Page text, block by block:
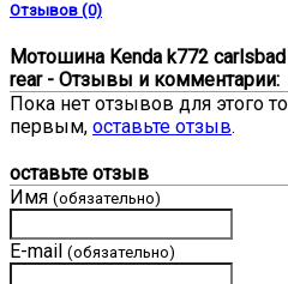
Отзывов (0)
Мотошина Kenda k772
rear - Отзывы и комментарии:
Пока нет отзывов для этого
первым, оставьте отзыв.
оставьте отзыв
Имя (обязательно)
E-mail (обязательно)